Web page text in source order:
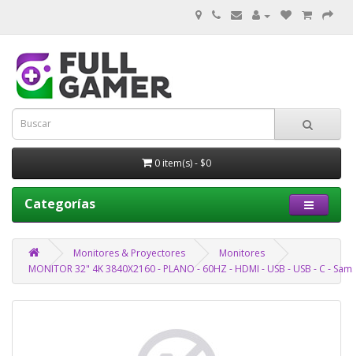
0 item(s) - $0
Categorías
Monitores & Proyectores
Monitores
MONITOR 32" 4K 3840X2160 - PLANO - 60HZ - HDMI - USB - USB - C -